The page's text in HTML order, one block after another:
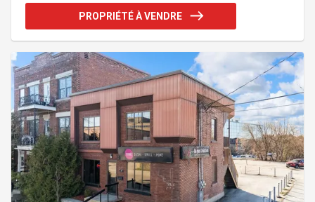
d'une superficie d'environ 3 200 pi², ainsi qu'un
entrepôt offrant des portes au sol ou des quais de
superficie identique. Addenda :Inclusions :
PROPRIÉTÉ À VENDRE